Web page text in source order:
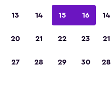
13 14 15 16
20 21 22 23
27 28 29 30
14
21
28